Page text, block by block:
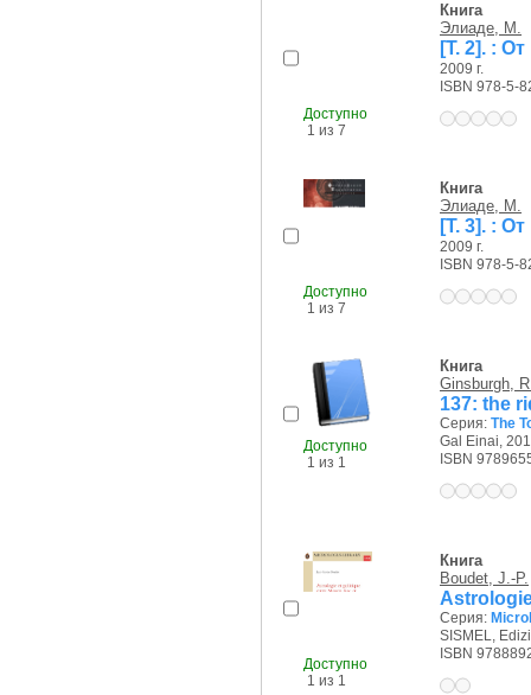
Доступно
1 из 7
Книга
Элиаде, М.
[Т. 2]. :
2009 г.
ISBN 978-5-
Доступно
1 из 7
Книга
Элиаде, М.
[Т. 3]. :
2009 г.
ISBN 978-5-
Доступно
1 из 1
Книга
Ginsburgh,
137: the
Серия: The
Gal Einai,
ISBN
Доступно
1 из 1
Книга
Boudet, J.-P.
Серия:
SISMEL,
ISBN